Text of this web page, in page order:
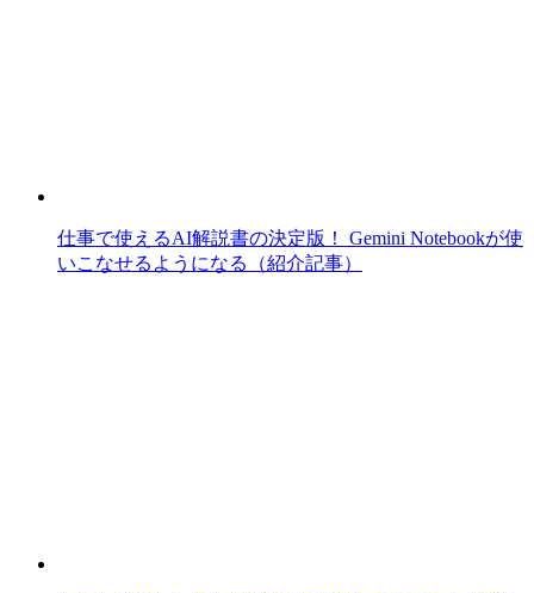
仕事で使えるAI解説書の決定版！ Gemini Notebookが使
いこなせるようになる（紹介記事）